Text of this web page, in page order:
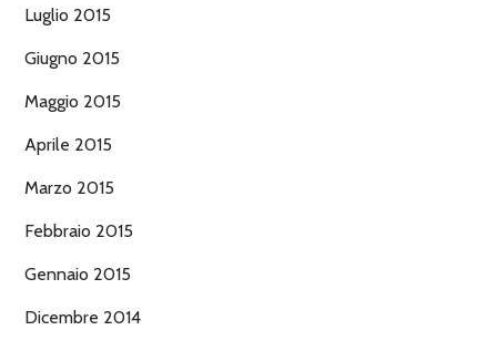
Luglio 2015
Giugno 2015
Maggio 2015
Aprile 2015
Marzo 2015
Febbraio 2015
Gennaio 2015
Dicembre 2014